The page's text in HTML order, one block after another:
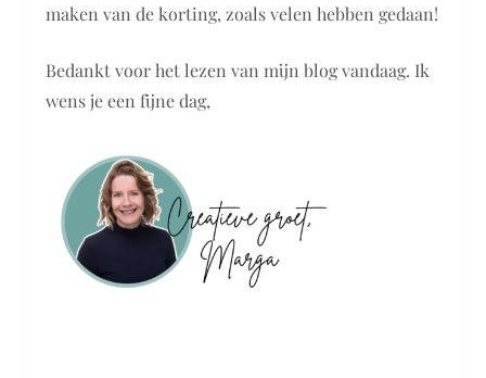
maken van de korting, zoals velen hebben gedaan!
Bedankt voor het lezen van mijn blog vandaag. Ik
wens je een fijne dag,